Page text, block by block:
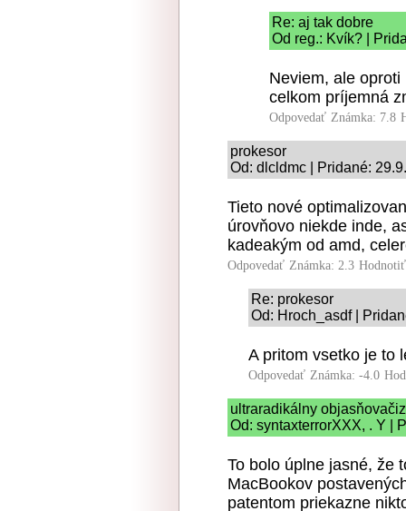
Re: aj tak dobre
Od reg.: Kvík? |
Neviem, ale
celkom príjemná
Odpovedať Známka: 7.8
prokesor
Od: dlcldmc | Pridané:
Tieto nové
úrovňovo niekde inde,
kadeakým od amd,
Odpovedať Známka: 2.3
Re: prokesor
Od: Hroch_asdf |
A pritom vsetko je to
Odpovedať Známka: -4.0
ultraradikálny
Od: syntaxterrorXXX, . Y |
To bolo úplne jasné, že
MacBookov
patentom priekazne